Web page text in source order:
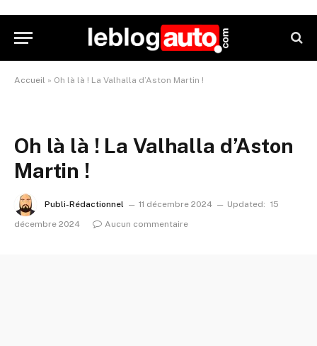
Accueil » Oh là là ! La Valhalla d’Aston Martin !
Oh là là ! La Valhalla d’Aston
Martin !
Publi-Rédactionnel 11 décembre 2024 Updated: 15
décembre 2024
Aucun commentaire